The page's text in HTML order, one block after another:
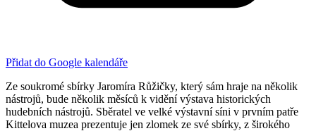
Přidat do Google kalendáře
Ze soukromé sbírky Jaromíra Růžičky, který sám hraje na několik
nástrojů, bude několik měsíců k vidění výstava historických
hudebních nástrojů. Sběratel ve velké výstavní síni v prvním patře
Kittelova muzea prezentuje jen zlomek ze své sbírky, z širokého